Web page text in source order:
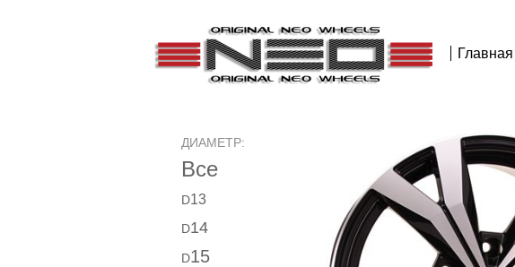
Главная
ДИАМЕТР:
Все
D13
D14
D15